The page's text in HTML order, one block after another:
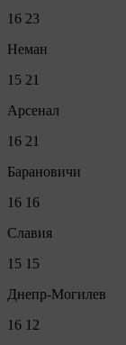
16 23
Неман
15 21
Арсенал
16 21
Барановичи
16 16
Славия
15 15
Днепр-Могилев
16 12